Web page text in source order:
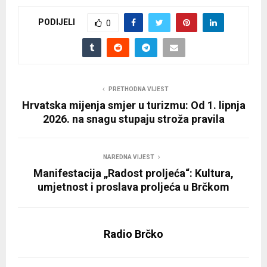
PODIJELI 0
PRETHODNA VIJEST
Hrvatska mijenja smjer u turizmu: Od 1. lipnja
2026. na snagu stupaju stroža pravila
NAREDNA VIJEST
Manifestacija „Radost proljeća“: Kultura,
umjetnost i proslava proljeća u Brčkom
Radio Brčko